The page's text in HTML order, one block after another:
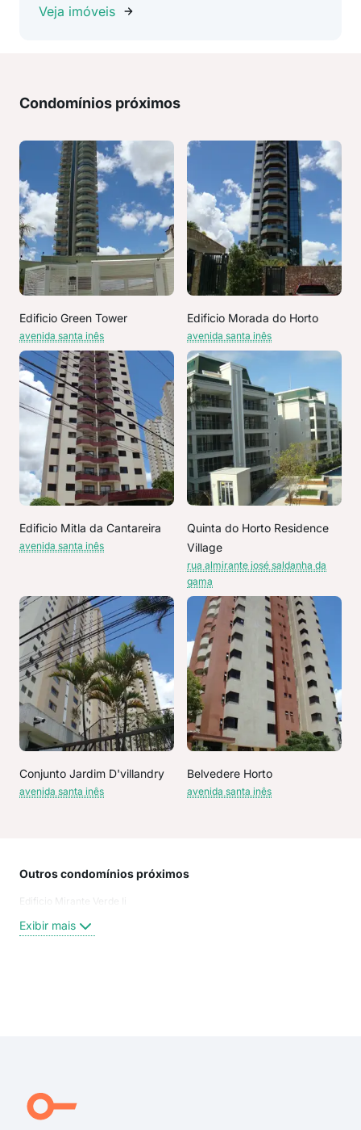
Veja imóveis
Condomínios próximos
Edificio Green Tower
avenida santa inês
Edificio Morada do Horto
avenida santa inês
Edificio Mitla da Cantareira
avenida santa inês
Quinta do Horto Residence
Village
rua almirante josé saldanha da
gama
Conjunto Jardim D'villandry
avenida santa inês
Belvedere Horto
avenida santa inês
Outros condomínios próximos
Edificio Mirante Verde Ii
Exibir mais